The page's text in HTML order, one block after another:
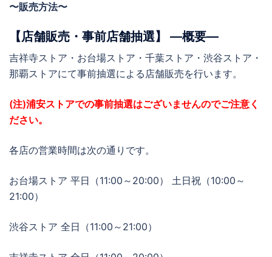
〜販売方法〜
【店舗販売・事前店舗抽選】 ―概要―
吉祥寺ストア・お台場ストア・千葉ストア・渋谷ストア・
那覇ストアにて事前抽選による店舗販売を行います。
(注)浦安ストアでの事前抽選はございませんのでご注意く
ださい。
各店の営業時間は次の通りです。
お台場ストア 平日（11:00～20:00） 土日祝（10:00～
21:00）
渋谷ストア 全日（11:00～21:00）